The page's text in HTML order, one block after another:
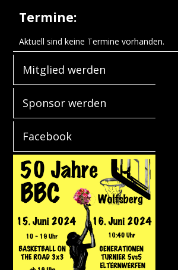
Termine:
Aktuell sind keine Termine vorhanden.
Mitglied werden
Sponsor werden
Facebook